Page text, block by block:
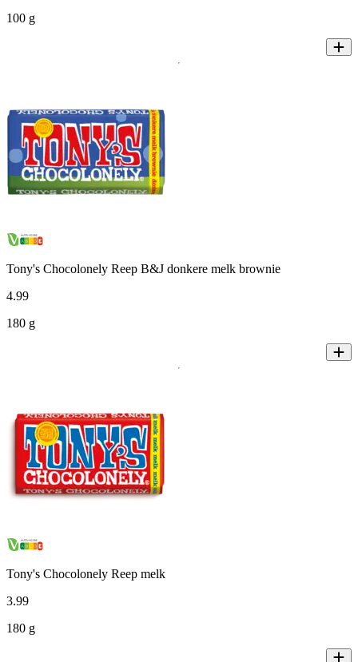
100 g
Tony's Chocolonely Reep B&J donkere melk brownie
4.99
180 g
Tony's Chocolonely Reep melk
3.99
180 g